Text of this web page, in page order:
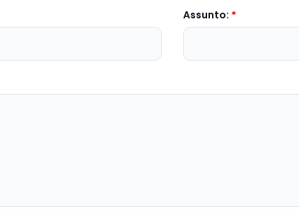
Assunto: *